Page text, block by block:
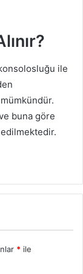
ile
buna göre
* ile